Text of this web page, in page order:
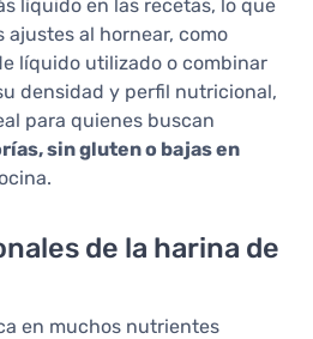
líquido en las recetas, lo que
al hornear, como
líquido utilizado o combinar
densidad y perfil nutricional,
para quienes buscan
sin gluten o bajas en
de la harina de
en muchos nutrientes